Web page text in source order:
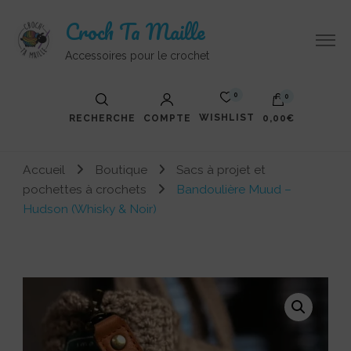
Croch Ta Maille
Accessoires pour le crochet
RECHERCHE COMPTE
0
WISHLIST
0
0,00€
Accueil Boutique
Sacs à projet et
pochettes à crochets
Bandoulière Muud –
Hudson (Whisky & Noir)